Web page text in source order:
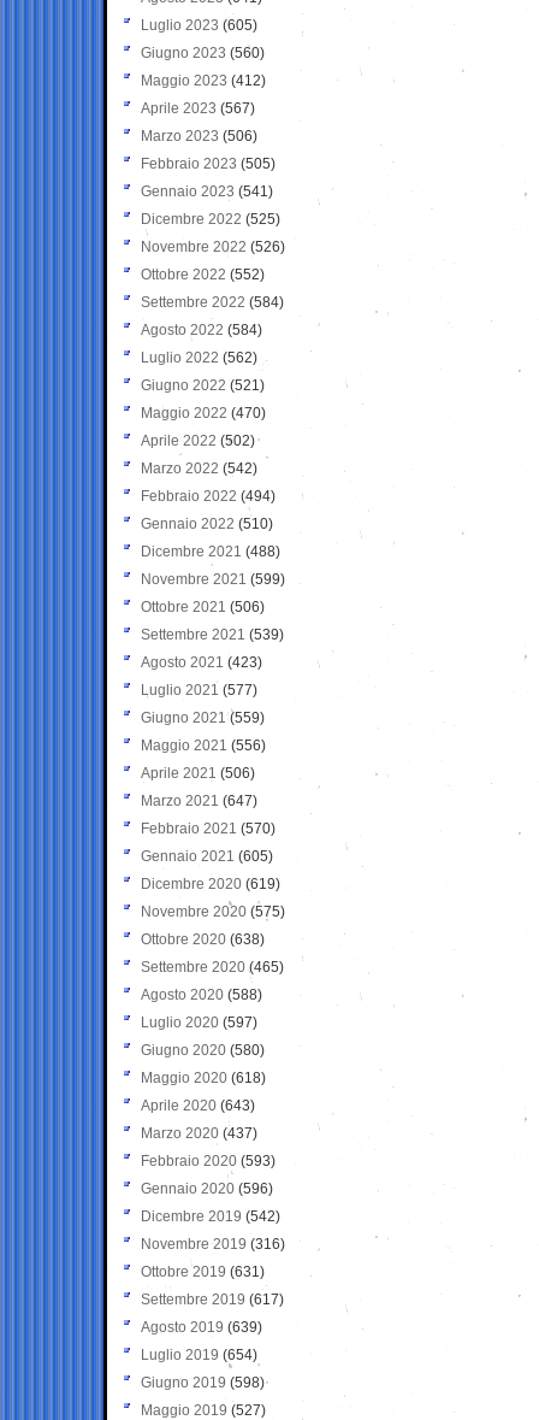
Luglio 2023 (605)
Giugno 2023 (560)
Maggio 2023 (412)
Aprile 2023 (567)
Marzo 2023 (506)
Febbraio 2023 (505)
Gennaio 2023 (541)
Dicembre 2022 (525)
Novembre 2022 (526)
Ottobre 2022 (552)
Settembre 2022 (584)
Agosto 2022 (584)
Luglio 2022 (562)
Giugno 2022 (521)
Maggio 2022 (470)
Aprile 2022 (502)
Marzo 2022 (542)
Febbraio 2022 (494)
Gennaio 2022 (510)
Dicembre 2021 (488)
Novembre 2021 (599)
Ottobre 2021 (506)
Settembre 2021 (539)
Agosto 2021 (423)
Luglio 2021 (577)
Giugno 2021(559)
Maggio 2021 (556)
Aprile 2021 (506)
Marzo 2021 (647)
Febbraio 2021 (570)
Gennaio 2021 (605)
Dicembre 2020 (619)
Novembre 2020 (575)
Ottobre 2020 (638)
Settembre 2020(465)
Agosto 2020 (588)
Luglio 2020 (597)
Giugno 2020 (580)
Maggio 2020 (618)
Aprile 2020 (643)
Marzo 2020 (437)
Febbraio 2020 (593)
Gennaio 2020 (596)
Dicembre 2019 (542)
Novembre 2019 (316)
Ottobre 2019 (631)
Settembre 2019 (617)
Agosto 2019 (639)
Luglio 2019 (654)
Giugno 2019 (598)
Maggio 2019 (527)